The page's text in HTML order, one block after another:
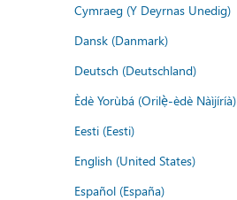
Cymraeg (Y Deyrnas Unedig)
Dansk (Danmark)
Deutsch (Deutschland)
Èdè Yorùbá (Orilẹ̀-èdè Nàìjíríà)
Eesti (Eesti)
English (United States)
Español (España)